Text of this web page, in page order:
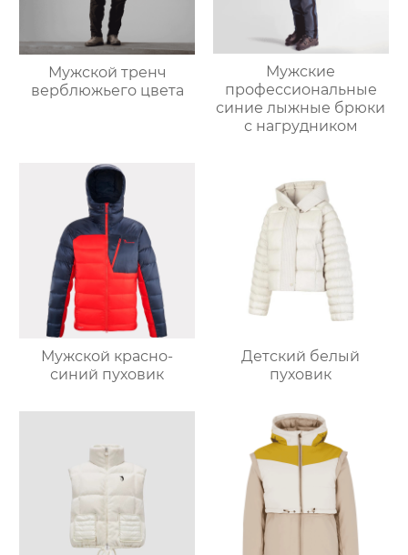
Мужской тренч
верблюжьего цвета
Мужские
профессиональные
синие лыжные брюки
с нагрудником
Мужской красно-
синий пуховик
Детский белый
пуховик